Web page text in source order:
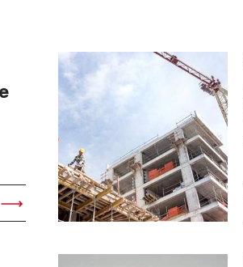
lesen